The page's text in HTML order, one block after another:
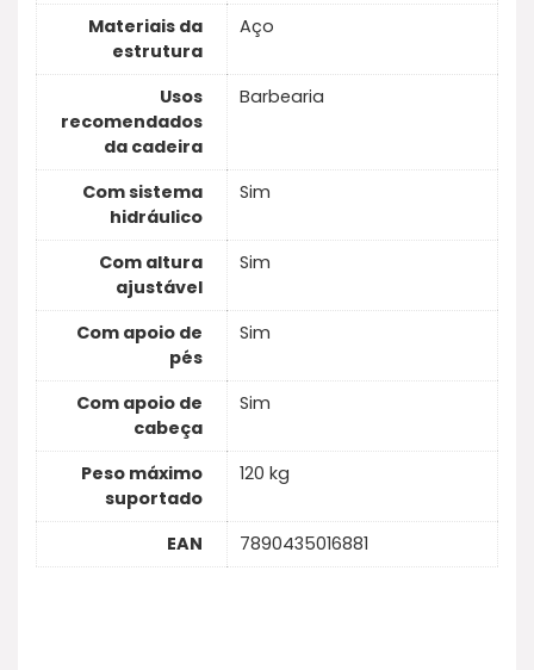
Materiais da
estrutura
Aço
Usos
recomendados
da cadeira
Barbearia
Com sistema
hidráulico
Sim
Com altura
ajustável
Sim
Com apoio de
pés
Sim
Com apoio de
cabeça
Sim
Peso máximo
suportado
120 kg
EAN 7890435016881